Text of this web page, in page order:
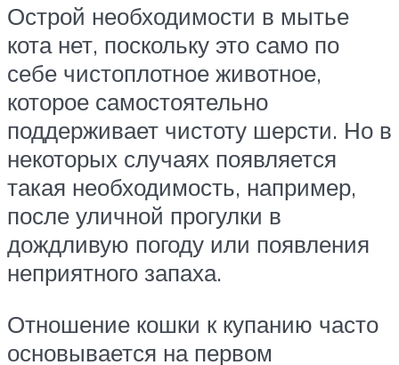
Острой необходимости в мытье
кота нет, поскольку это само по
себе чистоплотное животное,
которое самостоятельно
поддерживает чистоту шерсти. Но в
некоторых случаях появляется
такая необходимость, например,
после уличной прогулки в
дождливую погоду или появления
неприятного запаха.
Отношение кошки к купанию часто
основывается на первом